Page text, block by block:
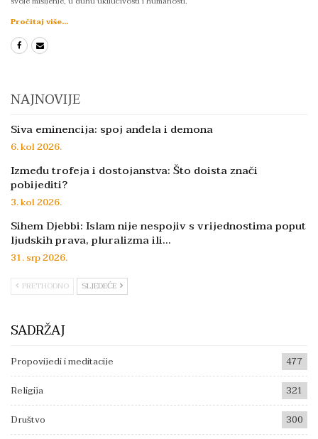
Pročitaj više...
NAJNOVIJE
Siva eminencija: spoj anđela i demona
6. kol 2026.
Između trofeja i dostojanstva: Što doista znači
pobijediti?
3. kol 2026.
Sihem Djebbi: Islam nije nespojiv s vrijednostima poput
ljudskih prava, pluralizma ili…
31. srp 2026.
PRETHODNO SLJEDEĆE
SADRŽAJ
Propovijedi i meditacije
477
Religija
321
Društvo
300